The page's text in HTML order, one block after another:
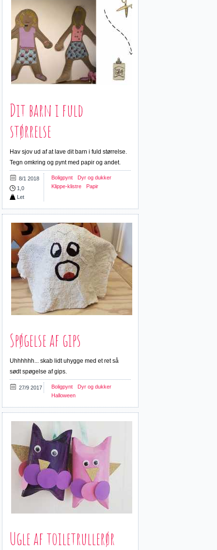
Dit barn i fuld
størrelse
Hav sjov ud af at lave dit barn i fuld størrelse.
Tegn omkring og pynt med papir og andet.
8/1 2018
1,0
Let
Boligpynt
Dyr og dukker
Klippe-klistre
Papir
Spøgelse af gips
Uhhhhhh... skab lidt uhygge med et ret så
sødt spøgelse af gips.
27/9 2017 Boligpynt
Dyr og dukker
Halloween
Ugle af toiletrullerør